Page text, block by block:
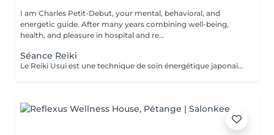
I am Charles Petit-Debut, your mental, behavioral, and
energetic guide. After many years combining well-being,
health, and pleasure in hospital and re...
Séance Reiki
Le Reiki Usui est une technique de soin énergétique japonaise, fondée par Mikao Usui au début du XXème siècle. Elle repose sur le principe de transmission de l'énergie universelle par imposition des mains pour favoriser la guérison et le bien-être. Les bienfaits du Reiki incluent l'harmonisation du corps et de l'esprit, la réduction du stress et la promotion de la relaxation pour une amélioration de la qualité du sommeil, le renforcement du système immunitaire et l'équilibrage des émotions. Le Reiki peut être utilisé pour soulager une douleur ponctuelle ou pour accompagner un traitement plus lourd.